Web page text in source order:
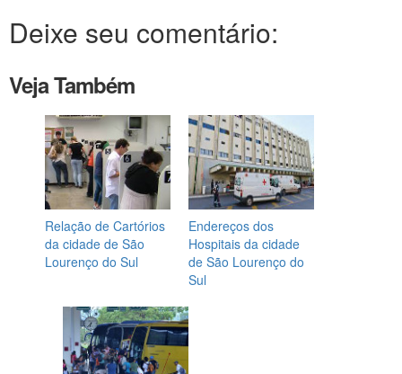
Deixe seu comentário:
Veja Também
Relação de Cartórios
da cidade de São
Lourenço do Sul
Endereços dos
Hospitais da cidade
de São Lourenço do
Sul